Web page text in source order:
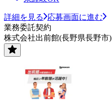
詳細を見る
応募画面に進む
業務委託契約
株式会社出前館(長野県長野市)